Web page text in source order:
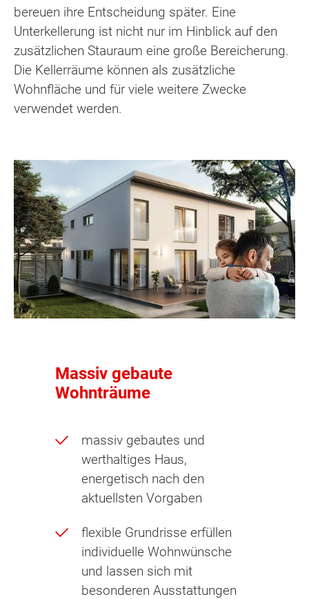
bereuen ihre Entscheidung später. Eine
Unterkellerung ist nicht nur im Hinblick auf den
zusätzlichen Stauraum eine große Bereicherung.
Die Kellerräume können als zusätzliche
Wohnfläche und für viele weitere Zwecke
verwendet werden.
Massiv gebaute
Wohnträume
massiv gebautes und
werthaltiges Haus,
energetisch nach den
aktuellsten Vorgaben
flexible Grundrisse erfüllen
individuelle Wohnwünsche
und lassen sich mit
besonderen Ausstattungen